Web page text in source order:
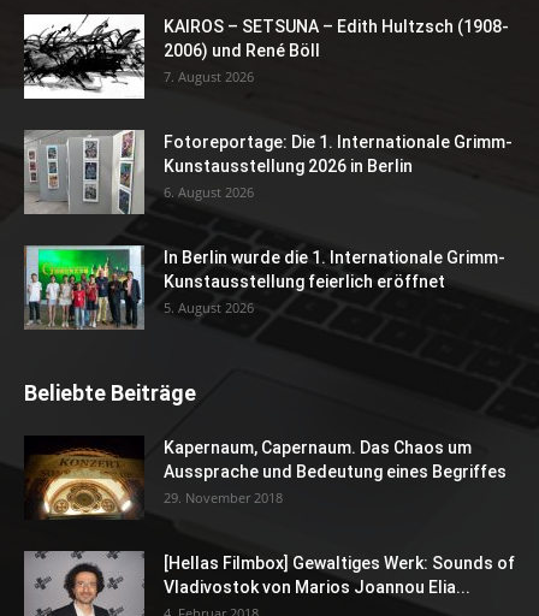
KAIROS – SETSUNA – Edith Hultzsch (1908-
2006) und René Böll
7. August 2026
Fotoreportage: Die 1. Internationale Grimm-
Kunstausstellung 2026 in Berlin
6. August 2026
In Berlin wurde die 1. Internationale Grimm-
Kunstausstellung feierlich eröffnet
5. August 2026
Beliebte Beiträge
Kapernaum, Capernaum. Das Chaos um
Aussprache und Bedeutung eines Begriffes
29. November 2018
[Hellas Filmbox] Gewaltiges Werk: Sounds of
Vladivostok von Marios Joannou Elia...